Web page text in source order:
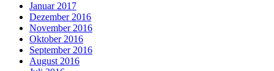
Januar 2017
Dezember 2016
November 2016
Oktober 2016
September 2016
August 2016